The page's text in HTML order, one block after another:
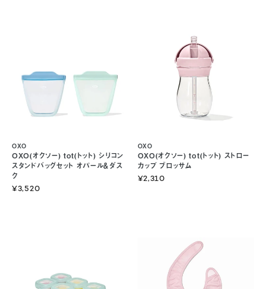
OXO(オクソー) tot(トット) シリコン
スタンドバッグセット オパール＆ダス
ク
OXO
¥3,520
OXO(オクソー) tot(トット) ストロー
カップ ブロッサム
OXO
¥2,310